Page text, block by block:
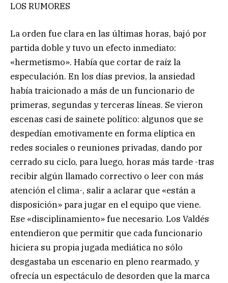
LOS RUMORES
La orden fue clara en las últimas horas, bajó por
partida doble y tuvo un efecto inmediato:
«hermetismo». Había que cortar de raíz la
especulación. En los días previos, la ansiedad
había traicionado a más de un funcionario de
primeras, segundas y terceras líneas. Se vieron
escenas casi de sainete político: algunos que se
despedían emotivamente en forma elíptica en
redes sociales o reuniones privadas, dando por
cerrado su ciclo, para luego, horas más tarde -tras
recibir algún llamado correctivo o leer con más
atención el clima-, salir a aclarar que «están a
disposición» para jugar en el equipo que viene.
Ese «disciplinamiento» fue necesario. Los Valdés
entendieron que permitir que cada funcionario
hiciera su propia jugada mediática no sólo
desgastaba un escenario en pleno rearmado, y
ofrecía un espectáculo de desorden que la marca